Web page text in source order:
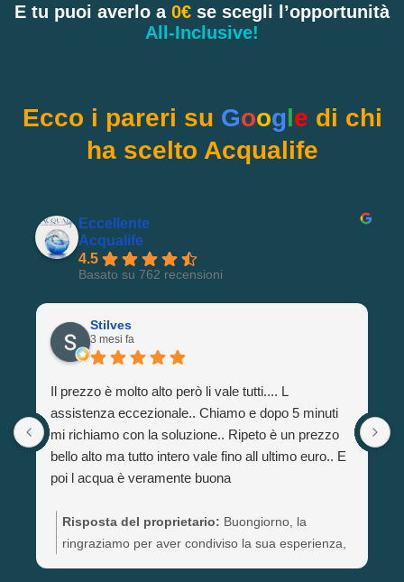
E tu puoi averlo a 0€ se scegli l’opportunità
All-Inclusive!
Ecco i pareri su Google di chi
ha scelto Acqualife
Eccellente
Acqualife
4.5
Basato su 762 recensioni
Stilves
3 mesi fa
Il prezzo è molto alto però li vale tutti.... L
assistenza eccezionale.. Chiamo e dopo 5 minuti
mi richiamo con la soluzione.. Ripeto è un prezzo
bello alto ma tutto intero vale fino all ultimo euro.. E
poi l acqua è veramente buona
Risposta del proprietario: Buongiorno, la
ringraziamo per aver condiviso la sua esperienza,